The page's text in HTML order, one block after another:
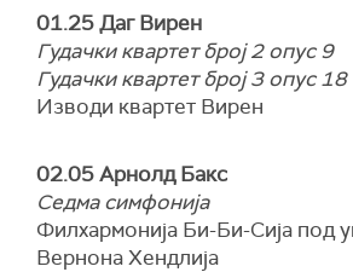
01.25 Даг Вирен
Гудачки квартет број 2 опус 9
Гудачки квартет број 3 опус 18
Изводи квартет Вирен
02.05 Арнолд Бакс
Седма симфонија
Филхармонија Би-Би-Сија под
Вернона Хендлија